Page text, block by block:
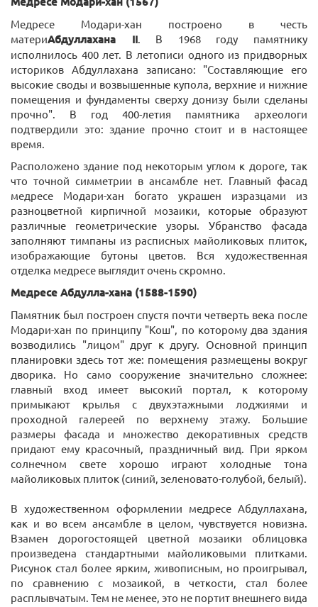
Медресе Модари-хан построено в честь
материАбдуллахана II. В 1968 году памятнику
исполнилось 400 лет. В летописи одного из придворных
историков Абдуллахана записано: "Составляющие его
высокие своды и возвышенные купола, верхние и нижние
помещения и фундаменты сверху донизу были сделаны
прочно". В год 400-летия памятника археологи
подтвердили это: здание прочно стоит и в настоящее
время.
Расположено здание под некоторым углом к дороге, так
что точной симметрии в ансамбле нет. Главный фасад
медресе Модари-хан богато украшен изразцами из
разноцветной кирпичной мозаики, которые образуют
различные геометрические узоры. Убранство фасада
заполняют тимпаны из расписных майоликовых плиток,
изображающие бутоны цветов. Вся художественная
отделка медресе выглядит очень скромно.
Медресе Абдулла-хана (1588-1590)
Памятник был построен спустя почти четверть века после
Модари-хан по принципу "Кош", по которому два здания
возводились "лицом" друг к другу. Основной принцип
планировки здесь тот же: помещения размещены вокруг
дворика. Но само сооружение значительно сложнее:
главный вход имеет высокий портал, к которому
примыкают крылья с двухэтажными лоджиями и
проходной галереей по верхнему этажу. Большие
размеры фасада и множество декоративных средств
придают ему красочный, праздничный вид. При ярком
солнечном свете хорошо играют холодные тона
майоликовых плиток (синий, зеленовато-голубой, белый).
В художественном оформлении медресе Абдуллахана,
как и во всем ансамбле в целом, чувствуется новизна.
Взамен дорогостоящей цветной мозаики облицовка
произведена стандартными майоликовыми плитками.
Рисунок стал более ярким, живописным, но проигрывал,
по сравнению с мозаикой, в четкости, стал более
расплывчатым. Тем не менее, это не портит внешнего вида